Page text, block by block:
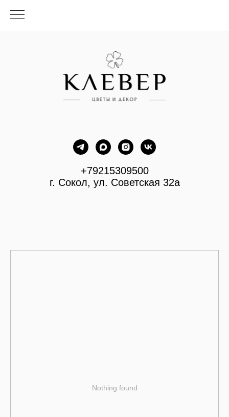
+79215309500
г. Сокол, ул. Советская 32а
Nothing found